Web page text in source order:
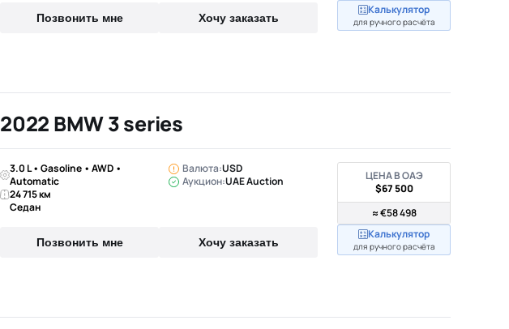
Позвонить мне Хочу заказать
Калькулятор
для ручного расчёта
2022 BMW 3 series
3.0 L • Gasoline • AWD •
Automatic
24 715 км
Седан
Валюта:USD
Аукцион:UAE Auction
Позвонить мне Хочу заказать
ЦЕНА В ОАЭ
$67 500
≈ €58 498
Калькулятор
для ручного расчёта